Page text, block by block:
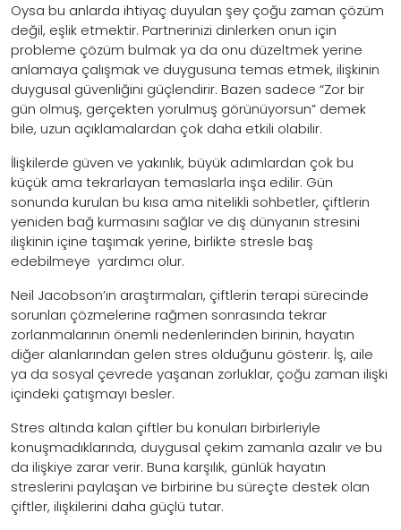
Oysa bu anlarda ihtiyaç duyulan şey çoğu zaman çözüm
değil, eşlik etmektir. Partnerinizi dinlerken onun için
probleme çözüm bulmak ya da onu düzeltmek yerine
anlamaya çalışmak ve duygusuna temas etmek, ilişkinin
duygusal güvenliğini güçlendirir. Bazen sadece “Zor bir
gün olmuş, gerçekten yorulmuş görünüyorsun” demek
bile, uzun açıklamalardan çok daha etkili olabilir.
İlişkilerde güven ve yakınlık, büyük adımlardan çok bu
küçük ama tekrarlayan temaslarla inşa edilir. Gün
sonunda kurulan bu kısa ama nitelikli sohbetler, çiftlerin
yeniden bağ kurmasını sağlar ve dış dünyanın stresini
ilişkinin içine taşımak yerine, birlikte stresle baş
edebilmeye yardımcı olur.
Neil Jacobson’ın araştırmaları, çiftlerin terapi sürecinde
sorunları çözmelerine rağmen sonrasında tekrar
zorlanmalarının önemli nedenlerinden birinin, hayatın
diğer alanlarından gelen stres olduğunu gösterir. İş, aile
ya da sosyal çevrede yaşanan zorluklar, çoğu zaman ilişki
içindeki çatışmayı besler.
Stres altında kalan çiftler bu konuları birbirleriyle
konuşmadıklarında, duygusal çekim zamanla azalır ve bu
da ilişkiye zarar verir. Buna karşılık, günlük hayatın
streslerini paylaşan ve birbirine bu süreçte destek olan
çiftler, ilişkilerini daha güçlü tutar.